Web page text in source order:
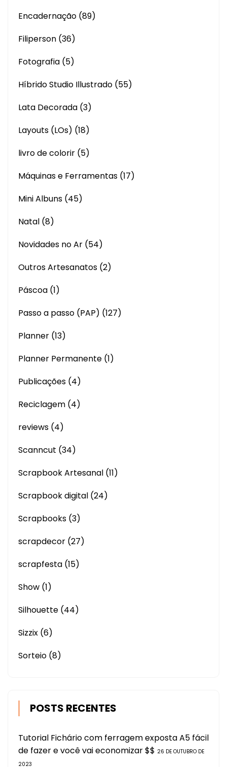
Encadernação (89)
Filiperson (36)
Fotografia (5)
Híbrido Studio Illustrado (55)
Lata Decorada (3)
Layouts (LOs) (18)
livro de colorir (5)
Máquinas e Ferramentas (17)
Mini Albuns (45)
Natal (8)
Novidades no Ar (54)
Outros Artesanatos (2)
Páscoa (1)
Passo a passo (PAP) (127)
Planner (13)
Planner Permanente (1)
Publicações (4)
Reciclagem (4)
reviews (4)
Scanncut (34)
Scrapbook Artesanal (11)
Scrapbook digital (24)
Scrapbooks (3)
scrapdecor (27)
scrapfesta (15)
Show (1)
Silhouette (44)
Sizzix (6)
Sorteio (8)
POSTS RECENTES
Tutorial Fichário com ferragem exposta A5 fácil
de fazer e você vai economizar $$ 26 DE OUTUBRO DE
2023